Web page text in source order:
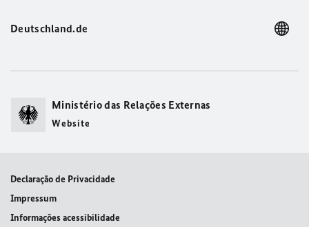
Deutschland.de
Ministério das Relações Externas
Website
Declaração de Privacidade
Impressum
Informações acessibilidade